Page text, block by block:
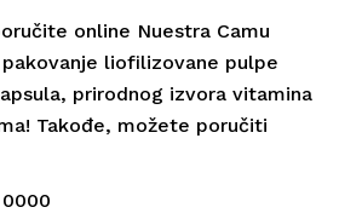
online Nuestra Camu
liofilizovane pulpe
prirodnog izvora vitamina
Takođe, možete poručiti